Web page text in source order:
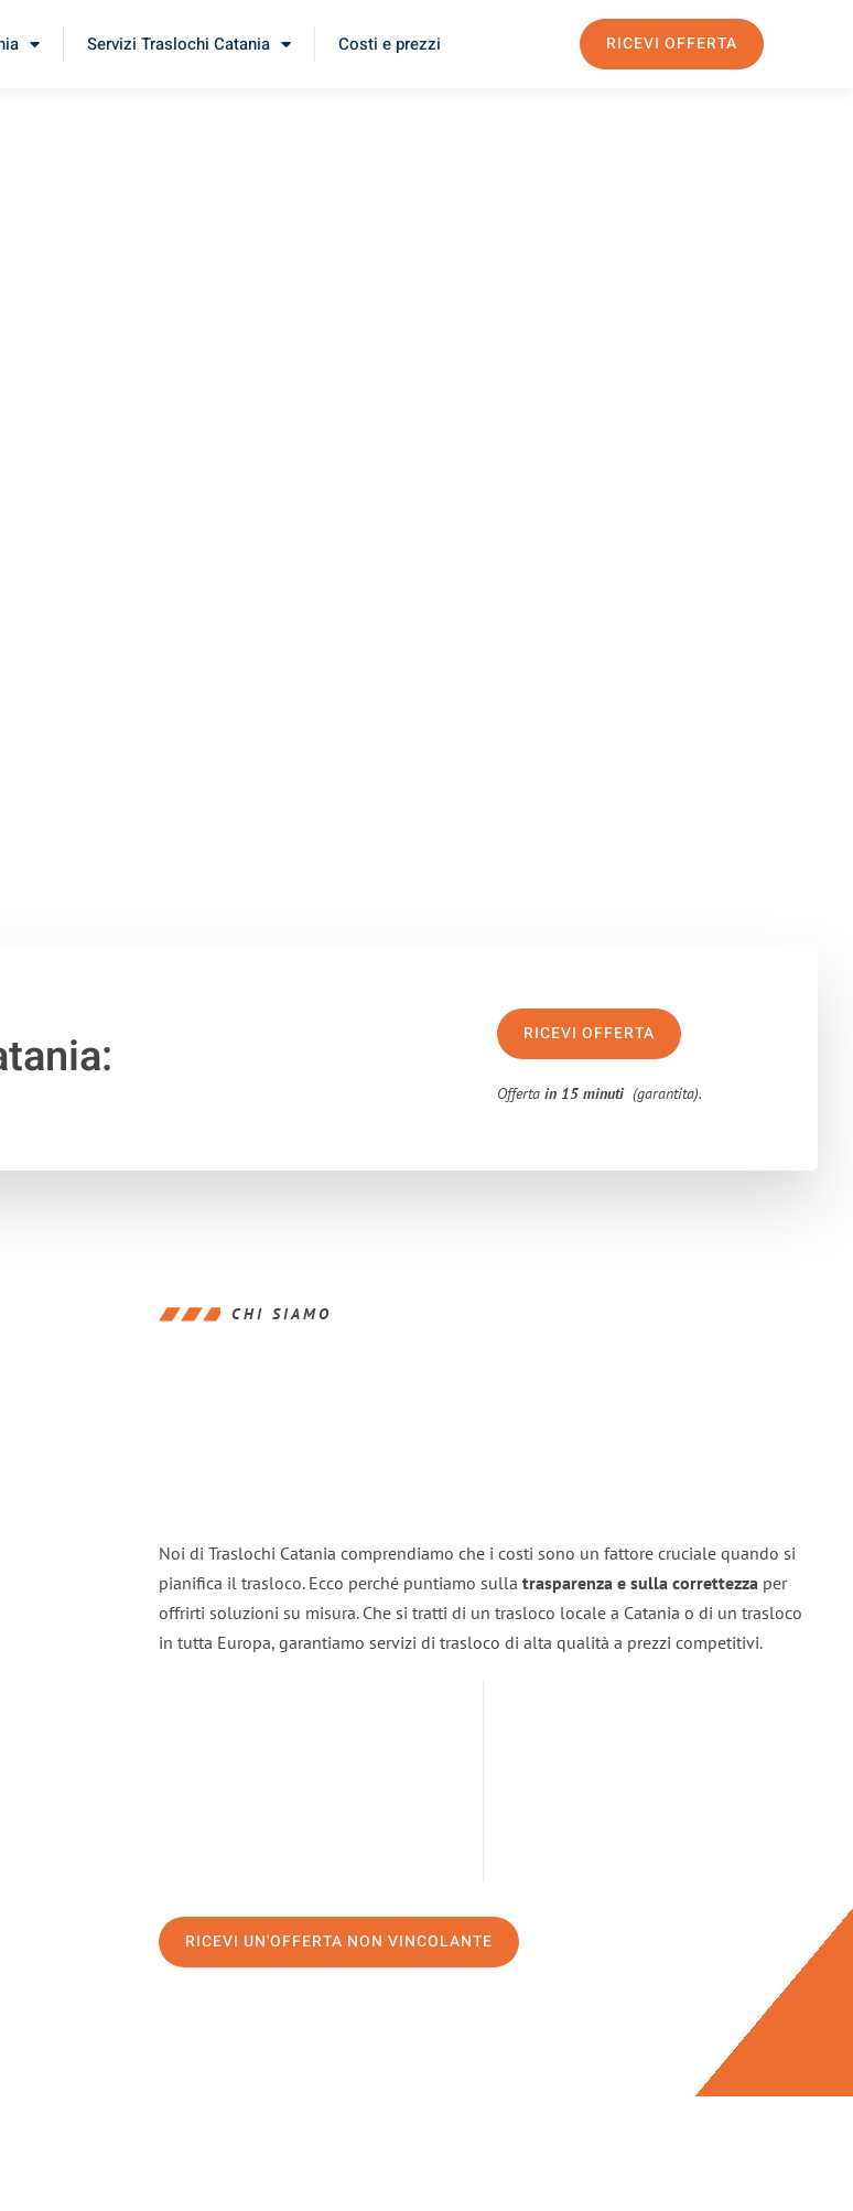
Servizi Traslochi Catania Costi e prezzi RICEVI OFFERTA
RICEVI OFFERTA
Offertain 15 minuti (garantita).
CHI SIAMO
Noi di Traslochi Catania comprendiamo che i costi sono un fattore cruciale quando si
pianifica il trasloco. Ecco perché puntiamo sulla trasparenza e sulla correttezza per
offrirti soluzioni su misura. Che si tratti di un trasloco locale a Catania o di un trasloco
in tutta Europa, garantiamo servizi di trasloco di alta qualità a prezzi competitivi.
RICEVI UN'OFFERTA NON VINCOLANTE